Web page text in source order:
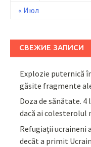
« Июл
СВЕЖИЕ ЗАПИСИ
Explozie puternică
găsite fragmente
Doza de sănătate. 4
dacă ai colesterolul
Refugiații ucraineni
decât a primit